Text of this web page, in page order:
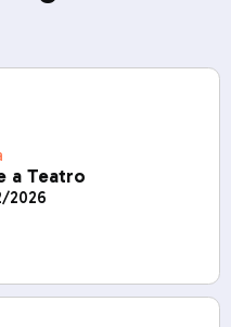
a Teatro
2026